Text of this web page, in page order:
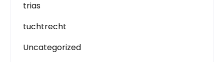
trias
tuchtrecht
Uncategorized